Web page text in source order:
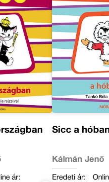
ár:
Sicc a
Kálmán Jenő
Eredeti ár: